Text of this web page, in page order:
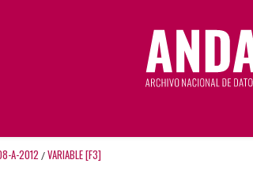
A-2012 / VARIABLE [F3]